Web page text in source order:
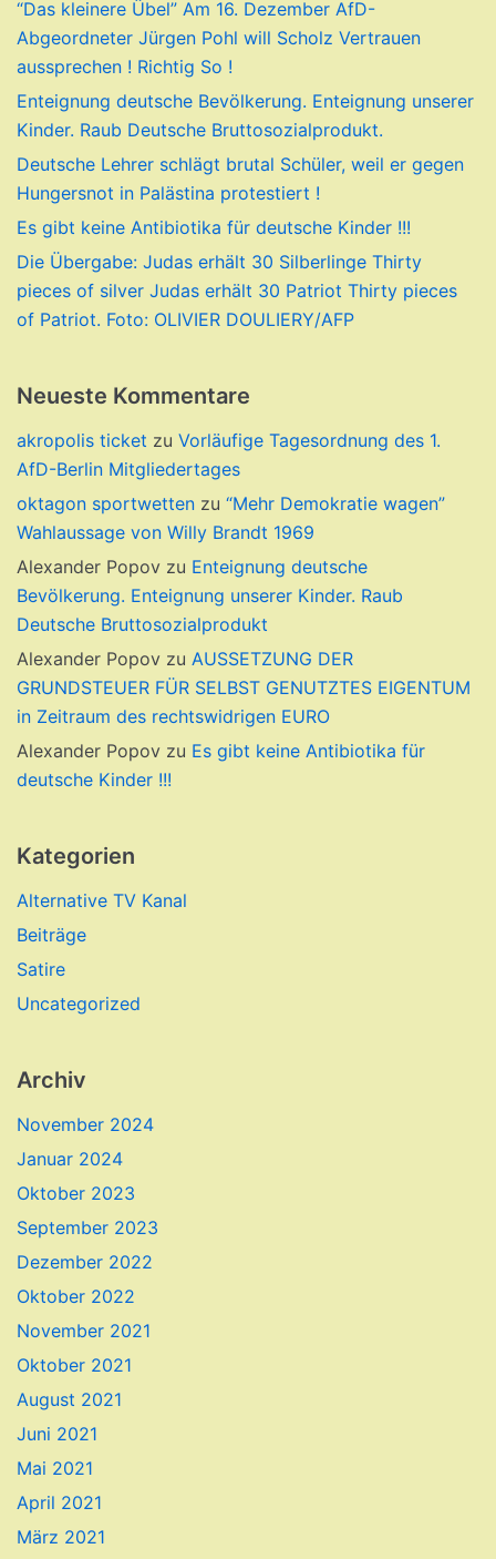
“Das kleinere Übel” Am 16. Dezember AfD-
Abgeordneter Jürgen Pohl will Scholz Vertrauen
aussprechen ! Richtig So !
Enteignung deutsche Bevölkerung. Enteignung unserer
Kinder. Raub Deutsche Bruttosozialprodukt.
Deutsche Lehrer schlägt brutal Schüler, weil er gegen
Hungersnot in Palästina protestiert !
Es gibt keine Antibiotika für deutsche Kinder !!!
Die Übergabe: Judas erhält 30 Silberlinge Thirty
pieces of silver Judas erhält 30 Patriot Thirty pieces
of Patriot. Foto: OLIVIER DOULIERY/AFP
Neueste Kommentare
akropolis ticket zu Vorläufige Tagesordnung des 1.
AfD-Berlin Mitgliedertages
oktagon sportwetten zu “Mehr Demokratie wagen”
Wahlaussage von Willy Brandt 1969
Alexander Popov zu Enteignung deutsche
Bevölkerung. Enteignung unserer Kinder. Raub
Deutsche Bruttosozialprodukt
Alexander Popov zu AUSSETZUNG DER
GRUNDSTEUER FÜR SELBST GENUTZTES EIGENTUM
in Zeitraum des rechtswidrigen EURO
Alexander Popov zu Es gibt keine Antibiotika für
deutsche Kinder !!!
Kategorien
Alternative TV Kanal
Beiträge
Satire
Uncategorized
Archiv
November 2024
Januar 2024
Oktober 2023
September 2023
Dezember 2022
Oktober 2022
November 2021
Oktober 2021
August 2021
Juni 2021
Mai 2021
April 2021
März 2021